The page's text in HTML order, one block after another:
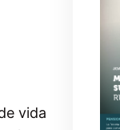
vida